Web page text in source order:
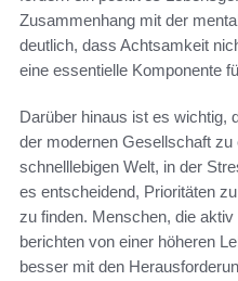
Zusammenhang mit der
deutlich, dass Achtsamkeit
eine essentielle Komponente
Darüber hinaus ist es wichtig,
der modernen Gesellschaft zu
schnelllebigen Welt, in der
es entscheidend, Prioritäten
zu finden. Menschen, die
berichten von einer höheren
besser mit den